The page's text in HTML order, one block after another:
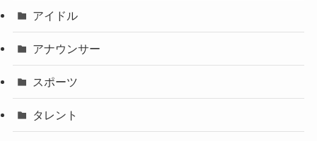
アイドル
アナウンサー
スポーツ
タレント